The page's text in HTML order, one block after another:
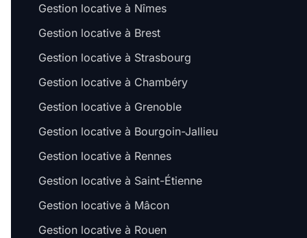
Gestion locative à Nîmes
Gestion locative à Brest
Gestion locative à Strasbourg
Gestion locative à Chambéry
Gestion locative à Grenoble
Gestion locative à Bourgoin-Jallieu
Gestion locative à Rennes
Gestion locative à Saint-Étienne
Gestion locative à Mâcon
Gestion locative à Rouen